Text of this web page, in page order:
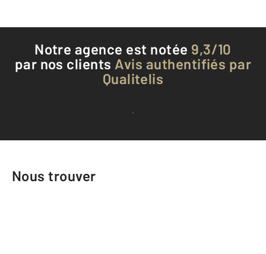
Notre agence est notée 9,3/10
par nos clients Avis authentifiés par
Qualitelis
Voir tous les avis clients
Nous trouver